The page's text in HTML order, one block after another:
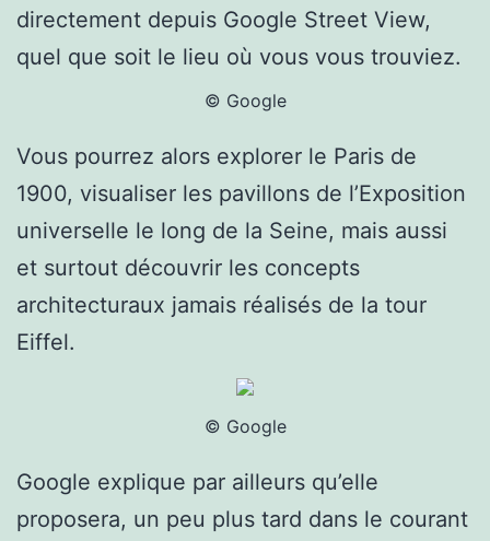
directement depuis Google Street View,
quel que soit le lieu où vous vous trouviez.
© Google
Vous pourrez alors explorer le Paris de
1900, visualiser les pavillons de l’Exposition
universelle le long de la Seine, mais aussi
et surtout découvrir les concepts
architecturaux jamais réalisés de la tour
Eiffel.
© Google
Google explique par ailleurs qu’elle
proposera, un peu plus tard dans le courant